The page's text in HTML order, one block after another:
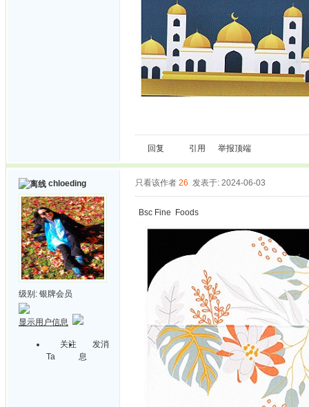
回复 引用 举报顶端
chloeding
级别: 银牌会员
显示用户信息
关注
Ta
发消
息
只看该作者 26 发表于: 2024-06-03
Bsc Fine Foods